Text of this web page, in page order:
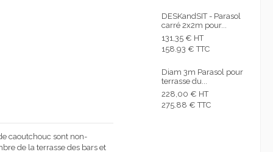
caoutchouc sont non-
de la terrasse des bars et
DESKandSIT - Parasol
carré 2x2m pour...
131,35 € HT
158.93 € TTC
Diam 3m Parasol pour
terrasse du...
228,00 € HT
275.88 € TTC